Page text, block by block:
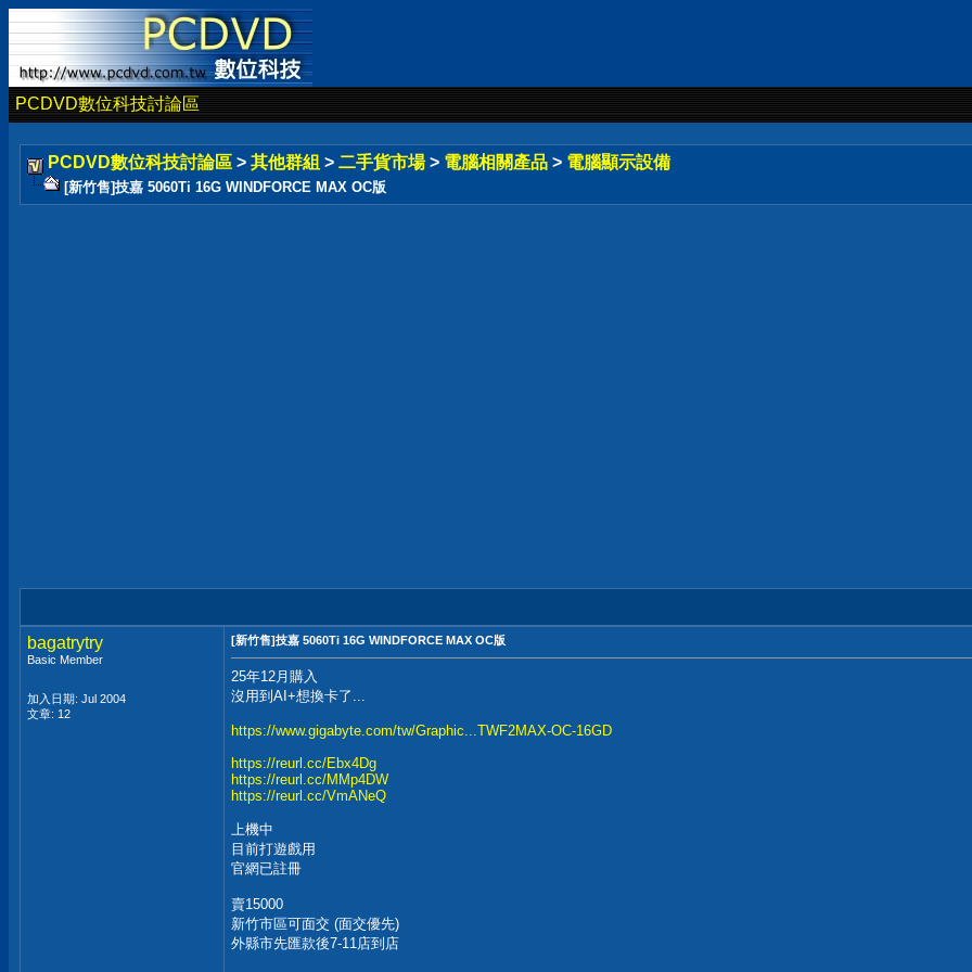
PCDVD數位科技討論區
PCDVD數位科技討論區 > 其他群組 > 二手貨市場 > 電腦相關產品 > 電腦顯示設備
[新竹售]技嘉 5060Ti 16G WINDFORCE MAX OC版
bagatrytry
Basic Member
加入日期: Jul 2004
文章: 12
[新竹售]技嘉 5060Ti 16G WINDFORCE MAX OC版
25年12月購入
沒用到AI+想換卡了...
https://www.gigabyte.com/tw/Graphic...TWF2MAX-OC-16GD
https://reurl.cc/Ebx4Dg
https://reurl.cc/MMp4DW
https://reurl.cc/VmANeQ
上機中
目前打遊戲用
官網已註冊
賣15000
新竹市區可面交 (面交優先)
外縣市先匯款後7-11店到店